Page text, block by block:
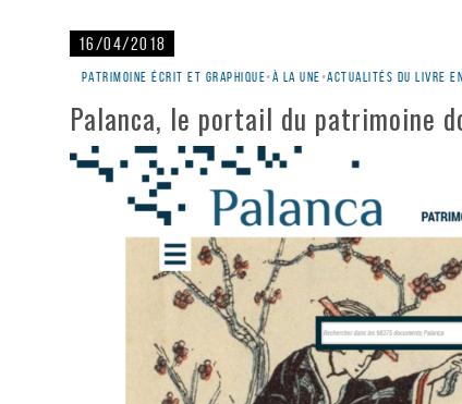
16/04/2018
Patrimoine écrit et graphique•À la une •Actualités du livre
Palanca, le portail du patrimoine